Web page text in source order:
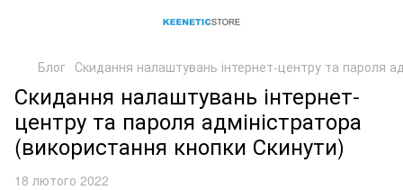
Блог Скидання налаштувань інтернет-центру та пароля
Скидання налаштувань інтернет-
центру та пароля адміністратора
(використання кнопки Скинути)
18 лютого 2022